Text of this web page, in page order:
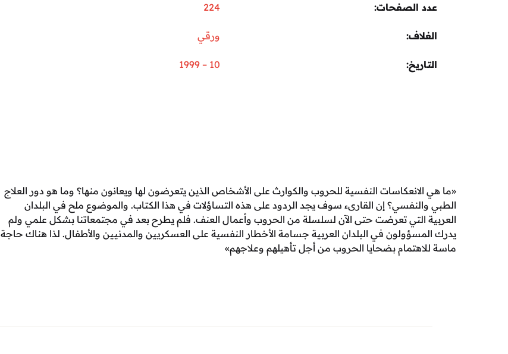
عدد الصفحات 224
الغلاف ورقي
التاريخ 10 – 1999
«ما هي الانعكاسات النفسية للحروب والكوارث على الأشخاص الذين يتعرضون لها ويعانون منها؟ وما هو دور العلاج
الطبي والنفسي؟ إن القارىء سوف يجد الردود على هذه التساؤلات في هذا الكتاب. والموضوع ملح في البلدان
العربية التي تعرضت حتى الآن لسلسلة من الحروب وأعمال العنف. فلم يطرح بعد في مجتمعاتنا بشكل علمي ولم
يدرك المسؤولون في البلدان العربية جسامة الأخطار النفسية على العسكريين والمدنيين والأطفال. لذا هناك حاجة
ماسة للاهتمام بضحايا الحروب من أجل تأهيلهم وعلاجهم»